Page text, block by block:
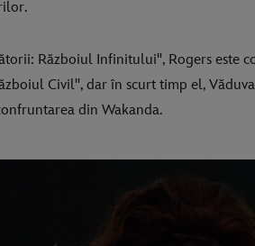
Războiul Infinitului", Rogers este
Civil", dar în scurt timp el,
din Wakanda.